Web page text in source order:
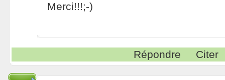
Merci!!!;-)
Répondre Citer